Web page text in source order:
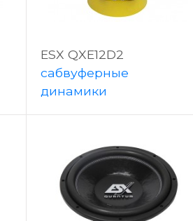
ESX QXE12D2
сабвуферные
динамики